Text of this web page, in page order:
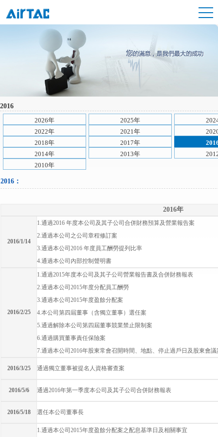
2016
2026年
2025年
2022年
2021年
2018年
2017年
2014年
2013年
2010年
2016：
2016年
2016/1/14
1.通過2016 年度本公司及其子公司合併財務預算及營業報告案
2.通過本公司之公司章程修訂案
3.通過本公司2016 年度員工酬勞提列比率
4.通過本公司內部控制聲明書
2016/2/25
1.通過2015年度本公司及其子公司營業報告書及合併財務報表
2.通過本公司2015年度分配員工酬勞
3.通過本公司2015年度盈餘分配案
4.本公司第四屆董事（含獨立董事）選任案
5.通過解除本公司第四屆董事競業禁止限制案
6.通過購買董事責任保險案
7.通過本公司2016年股東常會召開時間、地點、停止過戶日及股東會議
2016/3/25 通過獨立董事被提名人資格審查案
2016/5/6 通過2016年第一季度本公司及其子公司合併財務報表
2016/5/18 選任本公司董事長
1.通過本公司2015年度盈餘分配案之配息基準日及相關事宜